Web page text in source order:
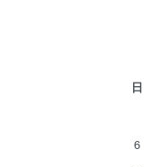
日
6